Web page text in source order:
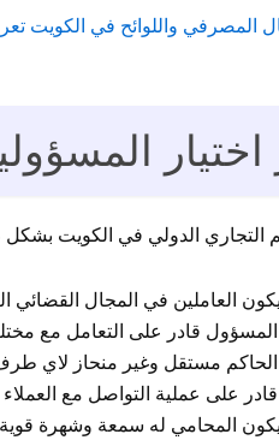
المصرفي واللوائح في الكويت تعرف
اختيار
التجاري الدولي في الكويت
العاملين في المجال القضائي
قادر على التعامل مع
الحاكم مستقل وغير منحاز لاي
على عملية التواصل مع
المحامي له سمعة وشهرة قوية